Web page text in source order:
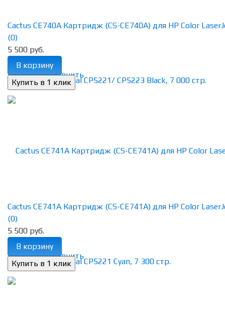
избранное сравнить
Cactus CE740A Картридж (CS-CE740A) для HP Color
(0)
5 500 руб.
В корзину
избранное сравнить
Cactus CE741A Картридж (CS-CE741A) для HP Color
(0)
5 500 руб.
В корзину